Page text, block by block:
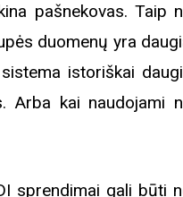
pašnekovas. Taip
duomenų yra
istoriškai
Arba kai naudojami
sprendimai gali būti